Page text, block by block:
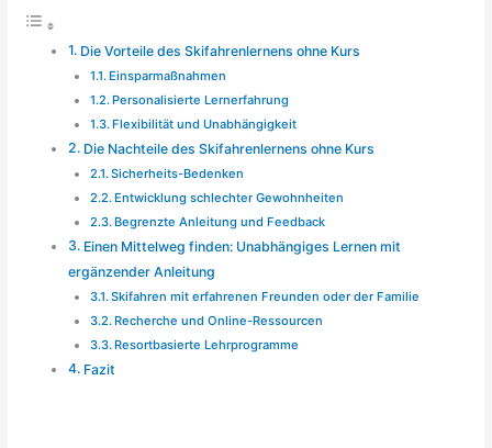
Die Vorteile des Skifahrenlernens ohne Kurs
Einsparmaßnahmen
Personalisierte Lernerfahrung
Flexibilität und Unabhängigkeit
Die Nachteile des Skifahrenlernens ohne Kurs
Sicherheits-Bedenken
Entwicklung schlechter Gewohnheiten
Begrenzte Anleitung und Feedback
Einen Mittelweg finden: Unabhängiges Lernen mit
ergänzender Anleitung
Skifahren mit erfahrenen Freunden oder der Familie
Recherche und Online-Ressourcen
Resortbasierte Lehrprogramme
Fazit